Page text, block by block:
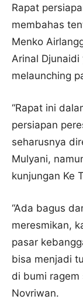
Rapat
membahas
Menko
Arinal
melaunching
“Rapat ini
persiapan
seharusnya
Mulyani,
kunjungan Ke
“Ada bagus
meresmikan,
pasar
bisa menjadi
di bumi ragem
Novriwan.